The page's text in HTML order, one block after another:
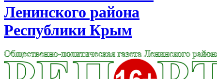
Ленинского района
Республики Крым